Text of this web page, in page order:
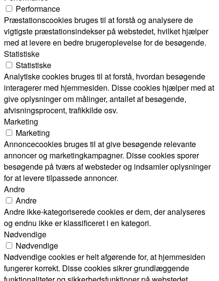
Performance
Præstationscookies bruges til at forstå og analysere de
vigtigste præstationsindekser på webstedet, hvilket hjælper
med at levere en bedre brugeroplevelse for de besøgende.
Statistiske
Statistiske
Analytiske cookies bruges til at forstå, hvordan besøgende
interagerer med hjemmesiden. Disse cookies hjælper med at
give oplysninger om målinger, antallet af besøgende,
afvisningsprocent, trafikkilde osv.
Marketing
Marketing
Annoncecookies bruges til at give besøgende relevante
annoncer og marketingkampagner. Disse cookies sporer
besøgende på tværs af websteder og indsamler oplysninger
for at levere tilpassede annoncer.
Andre
Andre
Andre ikke-kategoriserede cookies er dem, der analyseres
og endnu ikke er klassificeret i en kategori.
Nødvendige
Nødvendige
Nødvendige cookies er helt afgørende for, at hjemmesiden
fungerer korrekt. Disse cookies sikrer grundlæggende